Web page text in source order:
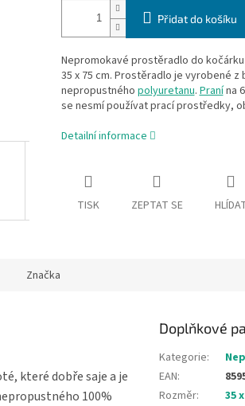
Přidat do košíku
Nepromokavé prostěradlo do
35 x 75 cm. Prostěradlo je vyrobené
nepropustného polyuretanu.Pranína
se nesmí používat prací prostředky,
Detailní informace
TISK ZEPTAT SE
Značka
které dobře saje a je
100%
Doplňkové
Kategorie:
EAN:
Rozměr:
35